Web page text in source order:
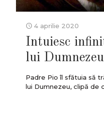
4 aprilie 2020
Intuiesc
lui Dumnezeu
Padre Pio îl sfătuia să
lui Dumnezeu, clipă de